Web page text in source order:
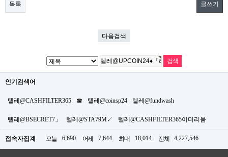
목록 글쓰기
다음검색
인기검색어
텔레@CASHFILTER365 ☎ 텔레@coinsp24 텔레@fundwash
텔레@BSECRET7」 텔레@STA79M↙ 텔레@CASHFILTER365이더리움
접속자집계 오늘 6,690 어제 7,644 최대 18,014 전체 4,227,546